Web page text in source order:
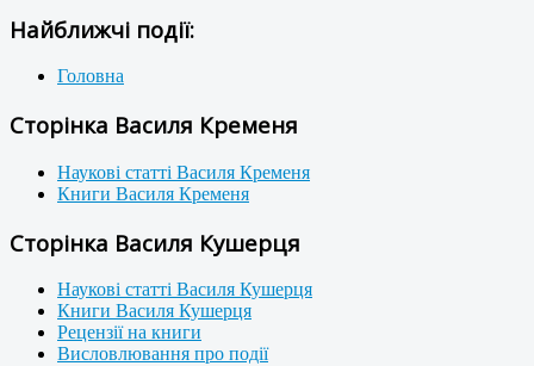
Найближчі події:
Головна
Сторінка Василя Кременя
Наукові статті Василя Кременя
Книги Василя Кременя
Сторінка Василя Кушерця
Наукові статті Василя Кушерця
Книги Василя Кушерця
Рецензії на книги
Висловлювання про події